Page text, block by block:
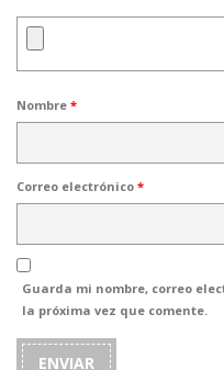
Nombre *
Correo electrónico *
Guarda mi nombre, correo
la próxima vez que comente.